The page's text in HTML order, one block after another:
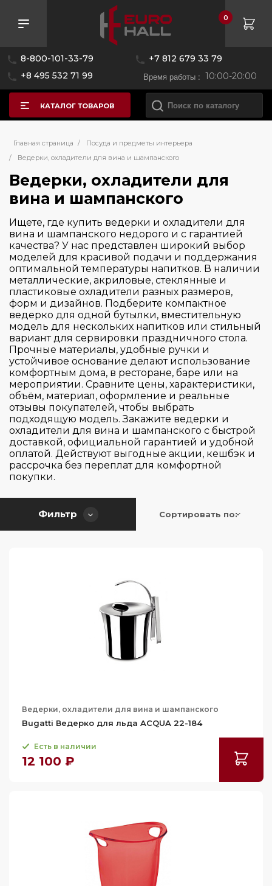
8-800-101-33-79
+7 812 679 33 79
+8 495 532 71 99
Время работы : 10:00-20:00
0
КАТАЛОГ ТОВАРОВ
Главная страница /
Посуда и предметы интерьера
/
Ведерки, охладители для вина и шампанского
Ведерки, охладители для
вина и шампанского
Ищете, где купить ведерки и охладители для
вина и шампанского недорого и с гарантией
качества? У нас представлен широкий выбор
моделей для красивой подачи и поддержания
оптимальной температуры напитков. В наличии
металлические, акриловые, стеклянные и
пластиковые охладители разных размеров,
форм и дизайнов. Подберите компактное
ведерко для одной бутылки, вместительную
модель для нескольких напитков или стильный
вариант для сервировки праздничного стола.
Прочные материалы, удобные ручки и
устойчивое основание делают использование
комфортным дома, в ресторане, баре или на
мероприятии. Сравните цены, характеристики,
объём, материал, оформление и реальные
отзывы покупателей, чтобы выбрать
подходящую модель. Закажите ведерки и
охладители для вина и шампанского с быстрой
доставкой, официальной гарантией и удобной
оплатой. Действуют выгодные акции, кешбэк и
рассрочка без переплат для комфортной
покупки.
Фильтр
Розничная цена
—
Бренд
Bugatti
CASO
Страна производитель
Китай
Цвет
Серия
Acqua
GLAMOUR
Управление
Сенсорное
Материал исполнения
Металл/Пластик
Пластик SAN
Количество бутылок
1
Количество температурных зон
1
Высота (см)
24.5
Ширина (см)
13.5
Глубина (см)
28.5
Применить Сбросить
Сортировать по:
Ведерки, охладители для вина и шампанского
Bugatti Ведерко для льда ACQUA 22-184
Есть в наличии
12 100 ₽